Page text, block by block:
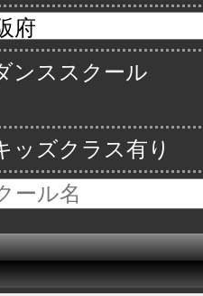
ンススクール
ッズクラス有り